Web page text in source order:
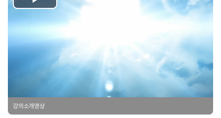
Play
강의소개영상